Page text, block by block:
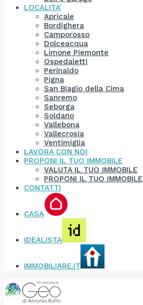
LOCALITA’
Apricale
Bordighera
Camporosso
Dolceacqua
Limone Piemonte
Ospedaletti
Perinaldo
Pigna
San Biagio della Cima
Sanremo
Seborga
Soldano
Vallebona
Vallecrosia
Ventimiglia
LAVORA CON NOI
PROPONI IL TUO IMMOBILE
VALUTA IL TUO IMMOBILE
PROPONI IL TUO IMMOBILE
CONTATTI
CASA
IDEALISTA
IMMOBILIARE.IT